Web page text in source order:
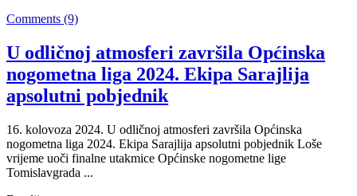
Comments (9)
U odličnoj atmosferi završila Općinska
nogometna liga 2024. Ekipa Sarajlija
apsolutni pobjednik
16. kolovoza 2024. U odličnoj atmosferi završila Općinska
nogometna liga 2024. Ekipa Sarajlija apsolutni pobjednik Loše
vrijeme uoči finalne utakmice Općinske nogometne lige
Tomislavgrada ...